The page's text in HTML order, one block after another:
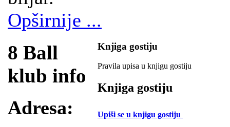
Opširnije ...
8 Ball
klub info
Adresa:
Knjiga gostiju
Pravila upisa u knjigu gostiju
Knjiga gostiju
Upiši se u knjigu gostiju